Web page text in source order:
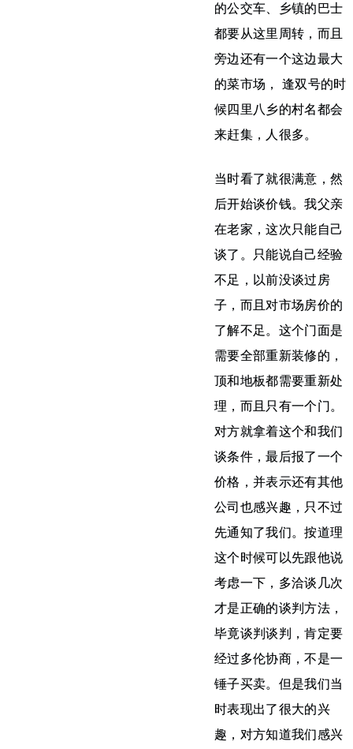
的公交车、乡镇的巴士
都要从这里周转，而且
旁边还有一个这边最大
的菜市场， 逢双号的时
候四里八乡的村名都会
来赶集，人很多。
当时看了就很满意，然
后开始谈价钱。我父亲
在老家，这次只能自己
谈了。只能说自己经验
不足，以前没谈过房
子，而且对市场房价的
了解不足。这个门面是
需要全部重新装修的，
顶和地板都需要重新处
理，而且只有一个门。
对方就拿着这个和我们
谈条件，最后报了一个
价格，并表示还有其他
公司也感兴趣，只不过
先通知了我们。按道理
这个时候可以先跟他说
考虑一下，多洽谈几次
才是正确的谈判方法，
毕竟谈判谈判，肯定要
经过多伦协商，不是一
锤子买卖。但是我们当
时表现出了很大的兴
趣，对方知道我们感兴